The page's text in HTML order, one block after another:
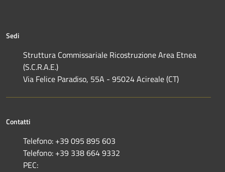
Sedi
Struttura Commissariale Ricostruzione Area Etnea
(S.C.R.A.E.)
Via Felice Paradiso, 55A - 95024 Acireale (CT)
Contatti
Telefono: +39 095 895 603
Telefono: +39 338 664 9332
PEC: